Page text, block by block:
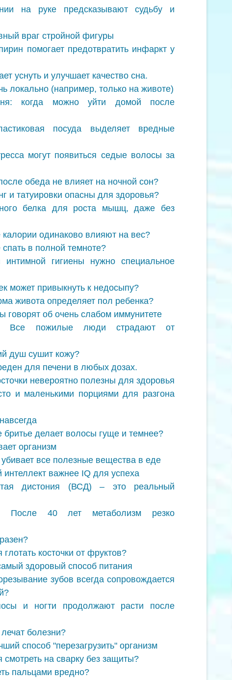
на руке предсказывают судьбу и
враг стройной фигуры
помогает предотвратить инфаркт у
уснуть и улучшает качество сна.
(например, только на животе)
когда можно уйти домой после
посуда выделяет вредные
могут появиться седые волосы за
обеда не влияет на ночной сон?
и татуировки опасны для здоровья?
белка для роста мышц, даже без
одинаково влияют на вес?
в полной темноте?
гигиены нужно специальное
может привыкнуть к недосыпу?
живота определяет пол ребенка?
говорят об очень слабом иммунитете
Все пожилые люди страдают от
душ сушит кожу?
для печени в любых дозах.
невероятно полезны для здоровья
и маленькими порциями для разгона
бритье делает волосы гуще и темнее?
организм
все полезные вещества в еде
важнее IQ для успеха
дистония (ВСД) – это реальный
После 40 лет метаболизм резко
косточки от фруктов?
здоровый способ питания
зубов всегда сопровождается
и ногти продолжают расти после
болезни?
способ "перезагрузить" организм
смотреть на сварку без защиты?
пальцами вредно?